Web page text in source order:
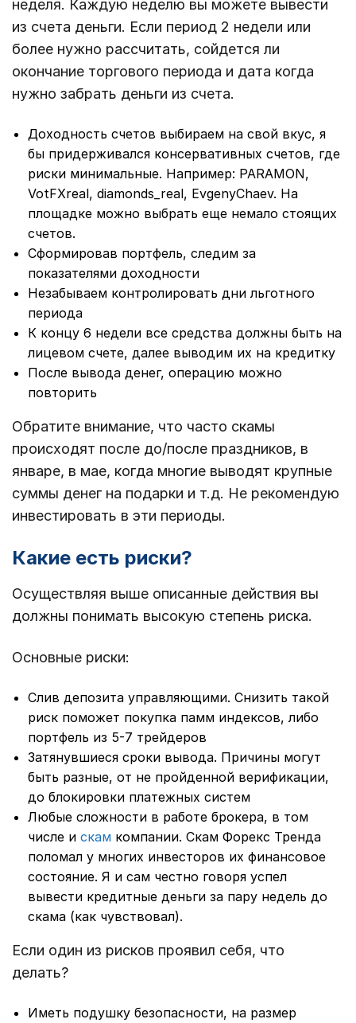
неделя. Каждую неделю вы можете вывести
из счета деньги. Если период 2 недели или
более нужно рассчитать, сойдется ли
окончание торгового периода и дата когда
нужно забрать деньги из счета.
Доходность счетов выбираем на свой вкус, я
бы придерживался консервативных счетов, где
риски минимальные. Например: PARAMON,
VotFXreal, diamonds_real, EvgenyChaev. На
площадке можно выбрать еще немало стоящих
счетов.
Сформировав портфель, следим за
показателями доходности
Незабываем контролировать дни льготного
периода
К концу 6 недели все средства должны быть на
лицевом счете, далее выводим их на кредитку
После вывода денег, операцию можно
повторить
Обратите внимание, что часто скамы
происходят после до/после праздников, в
январе, в мае, когда многие выводят крупные
суммы денег на подарки и т.д. Не рекомендую
инвестировать в эти периоды.
Какие есть риски?
Осуществляя выше описанные действия вы
должны понимать высокую степень риска.
Основные риски:
Слив депозита управляющими. Снизить такой
риск поможет покупка памм индексов, либо
портфель из 5-7 трейдеров
Затянувшиеся сроки вывода. Причины могут
быть разные, от не пройденной верификации,
до блокировки платежных систем
Любые сложности в работе брокера, в том
числе и скам компании. Скам Форекс Тренда
поломал у многих инвесторов их финансовое
состояние. Я и сам честно говоря успел
вывести кредитные деньги за пару недель до
скама (как чувствовал).
Если один из рисков проявил себя, что
делать?
Иметь подушку безопасности, на размер